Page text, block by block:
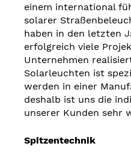
einem international
solarer
haben in den letzten
erfolgreich viele
Unternehmen
Solarleuchten ist
werden in einer
deshalb ist uns die
unserer Kunden sehr
Spitzentechnik